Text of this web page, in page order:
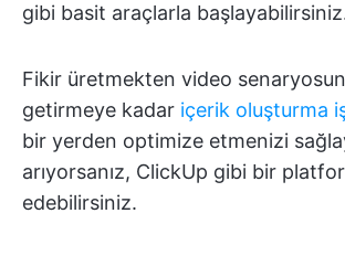
gibi basit araçlarla
Fikir üretmekten video
getirmeye kadar içerik oluşturma iş
bir yerden optimize etmenizi
arıyorsanız, ClickUp gibi bir
edebilirsiniz.